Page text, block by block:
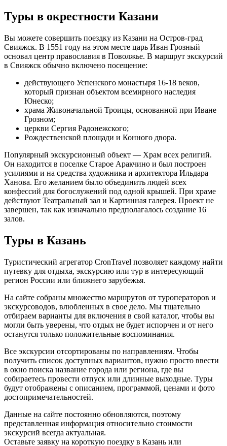
Туры в окрестности Казани
Вы можете совершить поездку из Казани на Остров-град
Свияжск. В 1551 году на этом месте царь Иван Грозный
основал центр православия в Поволжье. В маршрут экскурсий
в Свияжск обычно включено посещение:
действующего Успенского монастыря 16-18 веков,
который признан объектом всемирного наследия
Юнеско;
храма Живоначальной Троицы, основанной при Иване
Грозном;
церкви Сергия Радонежского;
Рождественской площади и Конного двора.
Популярный экскурсионный объект — Храм всех религий.
Он находится в поселке Старое Аракчино и был построен
усилиями и на средства художника и архитектора Ильдара
Ханова. Его желанием было объединить людей всех
конфессий для богослужений под одной крышей. При храме
действуют Театральный зал и Картинная галерея. Проект не
завершен, так как изначально предполагалось создание 16
залов.
Туры в Казань
Туристический агрегатор CronTravel позволяет каждому найти
путевку для отдыха, экскурсию или тур в интересующий
регион России или ближнего зарубежья.
На сайте собраны множество маршрутов от туроператоров и
экскурсоводов, влюбленных в свое дело. Мы тщательно
отбираем варианты для включения в свой каталог, чтобы вы
могли быть уверены, что отдых не будет испорчен и от него
останутся только положительные воспоминания.
Все экскурсии отсортированы по направлениям. Чтобы
получить список доступных вариантов, нужно просто ввести
в окно поиска название города или региона, где вы
собираетесь провести отпуск или длинные выходные. Туры
будут отображены с описанием, программой, ценами и фото
достопримечательностей.
Данные на сайте постоянно обновляются, поэтому
представленная информация относительно стоимости
экскурсий всегда актуальная.
Оставьте заявку на короткую поездку в Казань или